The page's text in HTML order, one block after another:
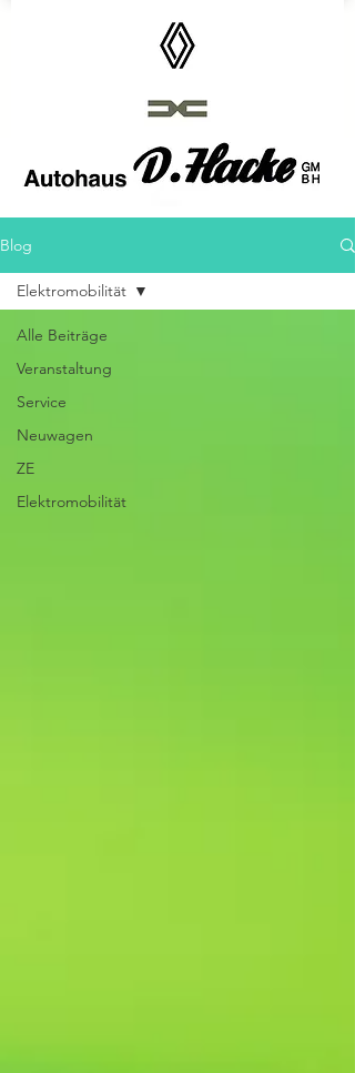
Autohaus D.Hacke GmbH
Blog
Alle Beiträge
Veranstaltung
Service
Neuwagen
ZE
Elektromobilität
Elektromobilität